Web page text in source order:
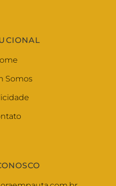
Somos